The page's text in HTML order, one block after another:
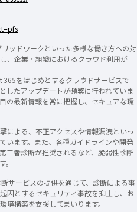
ッドワークといった多様な働き方への対
、企業・組織におけるクラウド利用が一
をはじめとするクラウドサービスで
したアップデートが頻繁に行われていま
の最新情報を常に把握し、セキュアな環
による、不正アクセスや情報漏洩といっ
います。また、各種ガイドラインや開発
三者診断が推奨されるなど、脆弱性診断
サービスの提供を通じて、診断による事
因とするセキュリティ事故を抑止し、お
構築を支援してまいります。